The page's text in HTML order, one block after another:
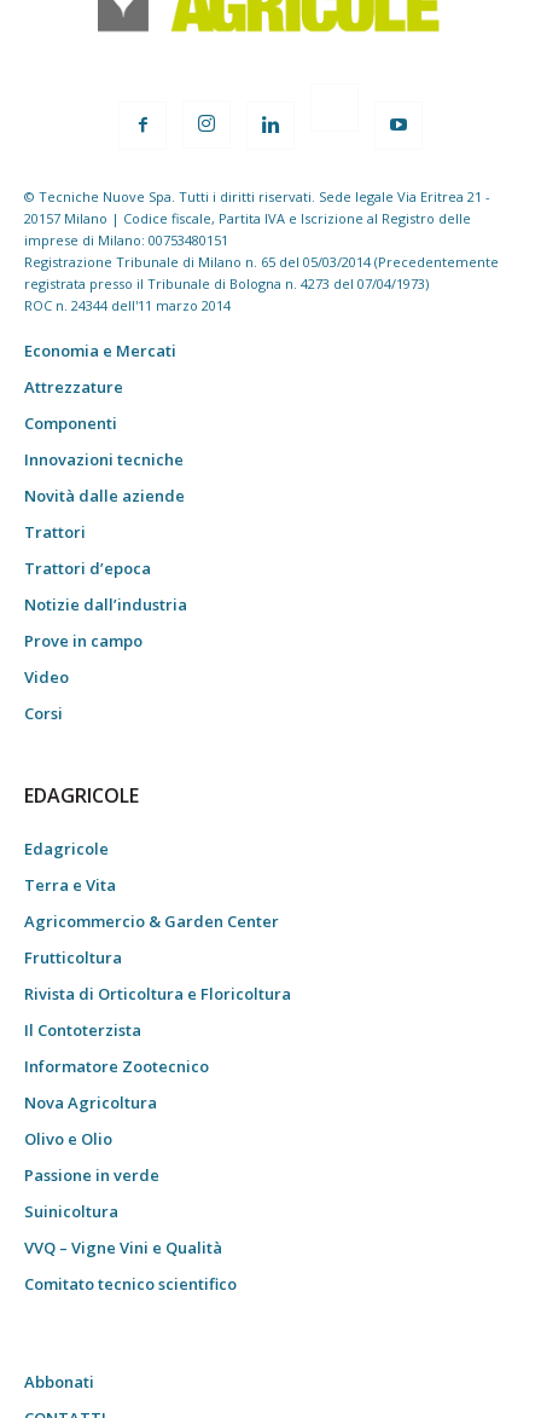
© Tecniche Nuove Spa. Tutti i diritti riservati. Sede legale Via Eritrea 21 -
20157 Milano | Codice fiscale, Partita IVA e Iscrizione al Registro delle
imprese di Milano: 00753480151
Registrazione Tribunale di Milano n. 65 del 05/03/2014 (Precedentemente
registrata presso il Tribunale di Bologna n. 4273 del 07/04/1973)
ROC n. 24344 dell'11 marzo 2014
Economia e Mercati
Attrezzature
Componenti
Innovazioni tecniche
Novità dalle aziende
Trattori
Trattori d’epoca
Notizie dall’industria
Prove in campo
Video
Corsi
EDAGRICOLE
Edagricole
Terra e Vita
Agricommercio & Garden Center
Frutticoltura
Rivista di Orticoltura e Floricoltura
Il Contoterzista
Informatore Zootecnico
Nova Agricoltura
Olivo e Olio
Passione in verde
Suinicoltura
VVQ – Vigne Vini e Qualità
Comitato tecnico scientifico
Abbonati